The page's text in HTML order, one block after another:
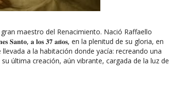
maestro del Renacimiento. Nació Raffaello
𝐒𝐚𝐧𝐭𝐨, 𝐚 𝐥𝐨𝐬 𝟑𝟕 𝐚𝐧̃𝐨𝐬, en la plenitud de su gloria, en
llevada a la habitación donde yacía: recreando una
última creación, aún vibrante, cargada de la luz de